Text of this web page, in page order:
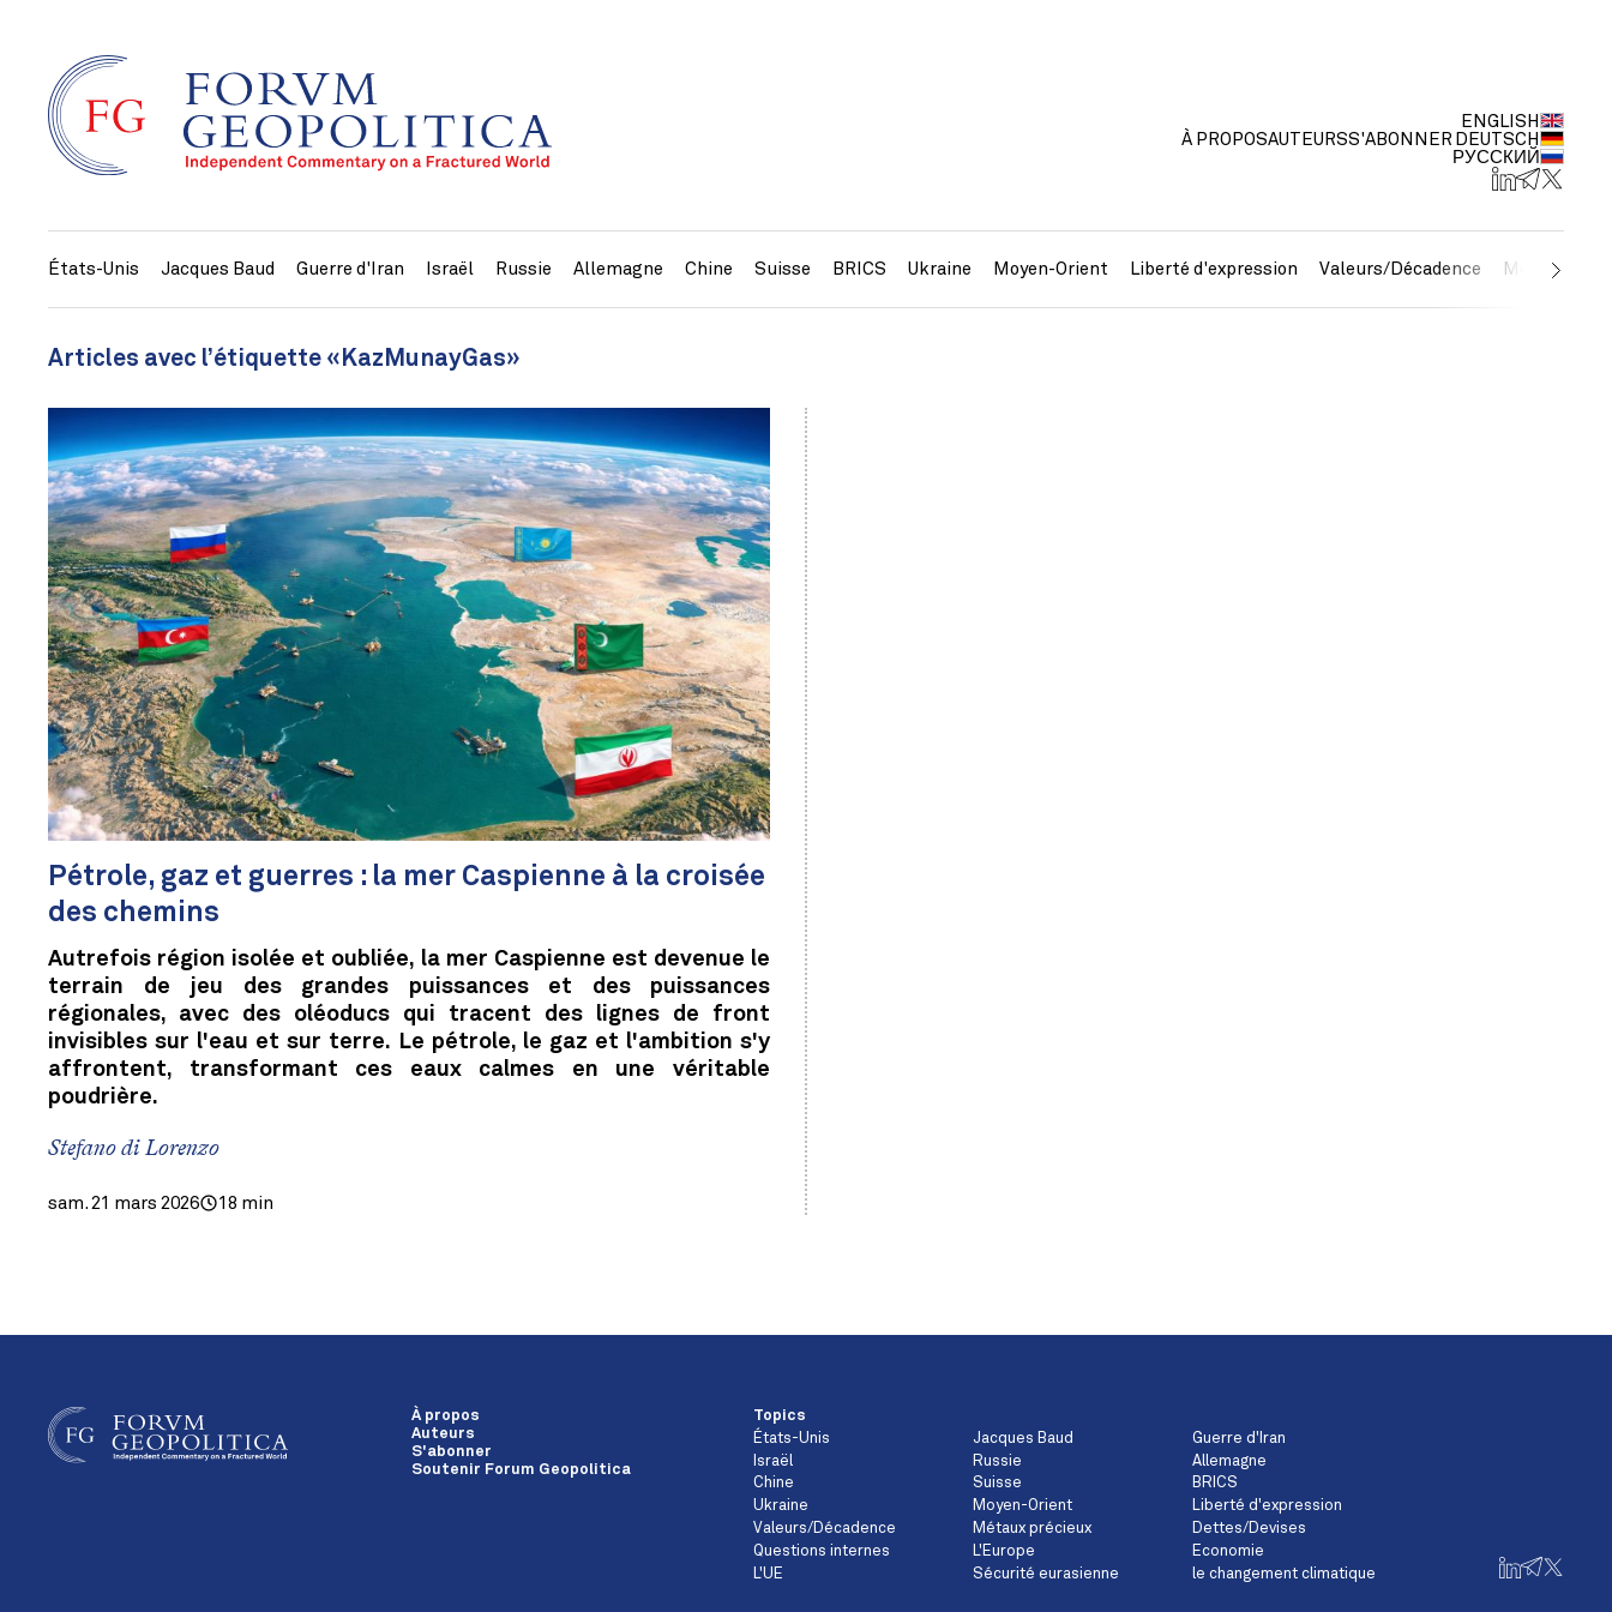
À PROPOSAUTEURSS'ABONNER
ENGLISH
DEUTSCH
РУССКИЙ
États-Unis Jacques Baud Guerre d'Iran Israël Russie Allemagne Chine Suisse BRICS Ukraine Moyen-Orient Liberté d'expression Valeurs/Décadence Métaux
Articles avec l’étiquette «KazMunayGas»
Pétrole, gaz et guerres : la mer Caspienne à la croisée
des chemins
Autrefois région isolée et oubliée, la mer Caspienne est devenue le
terrain de jeu des grandes puissances et des puissances
régionales, avec des oléoducs qui tracent des lignes de front
invisibles sur l'eau et sur terre. Le pétrole, le gaz et l'ambition s'y
affrontent, transformant ces eaux calmes en une véritable
poudrière.
Stefano di Lorenzo
sam. 21 mars 2026 18 min
À propos
Auteurs
S'abonner
Soutenir Forum Geopolitica
Topics
États-Unis
Jacques Baud
Guerre d'Iran
Israël
Russie
Allemagne
Chine
Suisse
BRICS
Ukraine
Moyen-Orient
Liberté d'expression
Valeurs/Décadence
Métaux précieux
Dettes/Devises
Questions internes
L'Europe
Economie
L'UE
Sécurité eurasienne le changement climatique